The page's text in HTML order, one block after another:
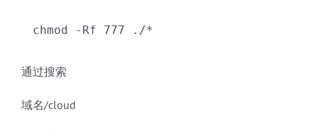
chmod -Rf 777 ./*
通过搜索
域名/cloud